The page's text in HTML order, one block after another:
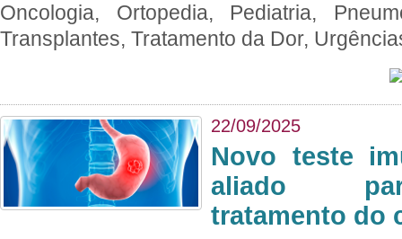
Oncologia, Ortopedia, Pediatria,
Transplantes, Tratamento da Dor,
22/09/2025
Novo teste
aliado
tratamento do